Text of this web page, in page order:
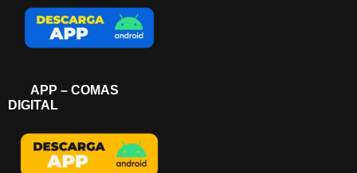
APP – COMAS
DIGITAL